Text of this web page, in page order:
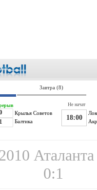
Завтра (8)
Крылья Советов
1
Балтика 18:00
Не начат
0:1